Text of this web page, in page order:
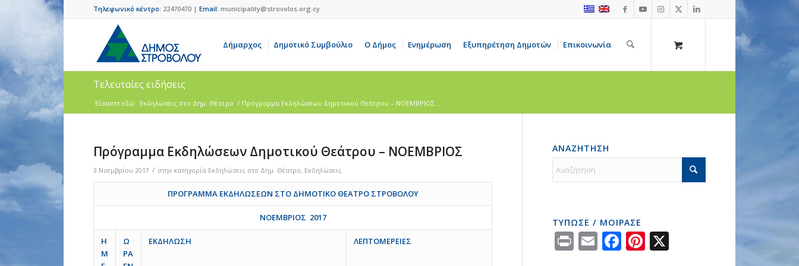
Τηλεφωνικό κέντρο: 22470470 | Email: municipality@strovolos.org.cy
Δήμαρχος Δημοτικό Συμβούλιο Ο Δήμος Ενημέρωση Εξυπηρέτηση Δημοτών Επικοινωνία
Τελευταίες ειδήσεις
Είσαστε εδώ: Eκδηλώσεις στο Δημ. Θέατρο / Πρόγραμμα Εκδηλώσεων Δημοτικού Θεάτρου – ΝΟΕΜΒΡΙΟΣ...
Πρόγραμμα Εκδηλώσεων Δημοτικού Θεάτρου – ΝΟΕΜΒΡΙΟΣ
3 Νοεμβρίου 2017 / στην κατηγορία Eκδηλώσεις στο Δημ. Θέατρο, Εκδηλώσεις
ΠΡΟΓΡΑΜΜΑ ΕΚΔΗΛΩΣΕΩΝ ΣΤΟ ΔΗΜΟΤΙΚΟ ΘΕΑΤΡΟ ΣΤΡΟΒΟΛΟΥ
ΝΟΕΜΒΡΙΟΣ 2017
Η
Μ
Ω
ΡΑ
ΕΚΔΗΛΩΣΗ ΛΕΠΤΟΜΕΡΕΙΕΣ
ΑΝΑΖΗΤΗΣΗ
ΤΥΠΩΣΕ / ΜΟΙΡΑΣΕ
PrintEmailFacebook
Pinterest